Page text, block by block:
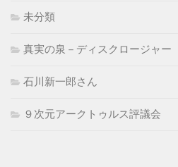
未分類
真実の泉－ディスクロージャー
石川新一郎さん
９次元アークトゥルス評議会